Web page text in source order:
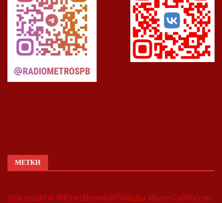
МЕТКИ
#20съездКПК #80летВеликойПобеды #ВизитСиВРоссию